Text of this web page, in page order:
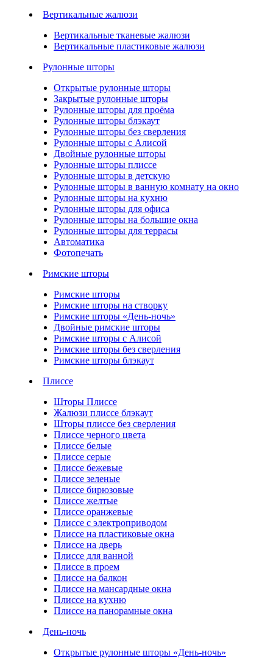
Вертикальные жалюзи
Вертикальные тканевые жалюзи
Вертикальные пластиковые жалюзи
Рулонные шторы
Открытые рулонные шторы
Закрытые рулонные шторы
Рулонные шторы для проёма
Рулонные шторы блэкаут
Рулонные шторы без сверления
Рулонные шторы с Алисой
Двойные рулонные шторы
Рулонные шторы плиссе
Рулонные шторы в детскую
Рулонные шторы в ванную комнату на окно
Рулонные шторы на кухню
Рулонные шторы для офиса
Рулонные шторы на большие окна
Рулонные шторы для террасы
Автоматика
Фотопечать
Римские шторы
Римские шторы
Римские шторы на створку
Римские шторы «День-ночь»
Двойные римские шторы
Римские шторы с Алисой
Римские шторы без сверления
Римские шторы блэкаут
Плиссе
Шторы Плиссе
Жалюзи плиссе блэкаут
Шторы плиссе без сверления
Плиссе черного цвета
Плиссе белые
Плиссе серые
Плиссе бежевые
Плиссе зеленые
Плиссе бирюзовые
Плиссе желтые
Плиссе оранжевые
Плиссе с электроприводом
Плиссе на пластиковые окна
Плиссе на дверь
Плиссе для ванной
Плиссе в проем
Плиссе на балкон
Плиссе на мансардные окна
Плиссе на кухню
Плиссе на панорамные окна
День-ночь
Открытые рулонные шторы «День-ночь»